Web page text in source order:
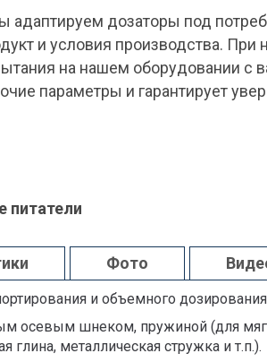
адаптируем дозаторы под
и условия производства.
на нашем оборудовании с
параметры и гарантирует
и объемного
осевым шнеком, пружиной (для
глина, металлическая стружка и т.п.).
Фото